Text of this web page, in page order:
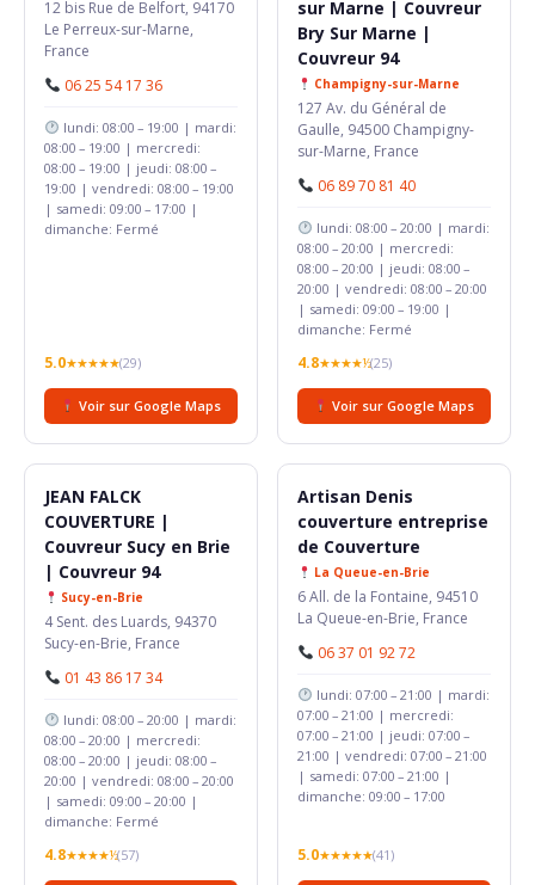
12 bis Rue de Belfort, 94170
Le Perreux-sur-Marne,
France
06 25 54 17 36
lundi: 08:00 – 19:00 | mardi:
08:00 – 19:00 | mercredi:
08:00 – 19:00 | jeudi: 08:00 –
19:00 | vendredi: 08:00 – 19:00
| samedi: 09:00 – 17:00 |
dimanche: Fermé
5.0★★★★★(29)
Voir sur Google Maps
sur Marne | Couvreur
Bry Sur Marne |
Couvreur 94
Champigny-sur-Marne
127 Av. du Général de
Gaulle, 94500 Champigny-
sur-Marne, France
06 89 70 81 40
lundi: 08:00 – 20:00 | mardi:
08:00 – 20:00 | mercredi:
08:00 – 20:00 | jeudi: 08:00 –
20:00 | vendredi: 08:00 – 20:00
| samedi: 09:00 – 19:00 |
dimanche: Fermé
4.8★★★★½(25)
Voir sur Google Maps
JEAN FALCK
COUVERTURE |
Couvreur Sucy en Brie
| Couvreur 94
Sucy-en-Brie
4 Sent. des Luards, 94370
Sucy-en-Brie, France
01 43 86 17 34
lundi: 08:00 – 20:00 | mardi:
08:00 – 20:00 | mercredi:
08:00 – 20:00 | jeudi: 08:00 –
20:00 | vendredi: 08:00 – 20:00
| samedi: 09:00 – 20:00 |
dimanche: Fermé
4.8★★★★½(57)
Artisan Denis
couverture entreprise
de Couverture
La Queue-en-Brie
6 All. de la Fontaine, 94510
La Queue-en-Brie, France
06 37 01 92 72
lundi: 07:00 – 21:00 | mardi:
07:00 – 21:00 | mercredi:
07:00 – 21:00 | jeudi: 07:00 –
21:00 | vendredi: 07:00 – 21:00
| samedi: 07:00 – 21:00 |
dimanche: 09:00 – 17:00
5.0★★★★★(41)